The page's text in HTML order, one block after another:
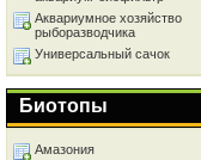
Аквариумное хозяйство
рыборазводчика
Универсальный сачок
Биотопы
Амазония